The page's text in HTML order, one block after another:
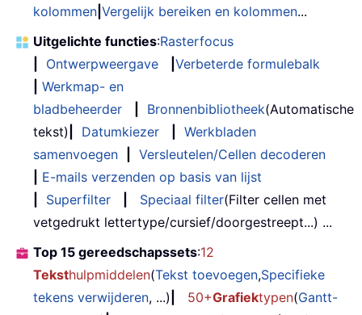
kolommen Vergelijk bereiken en kolommen...
Uitgelichte functies:Rasterfocus
Ontwerpweergave
Verbeterde formulebalk
Werkmap- en
bladbeheerder
Bronnenbibliotheek(Automatische
tekst)
Datumkiezer
Werkbladen
samenvoegen
Versleutelen/Cellen decoderen
E-mails verzenden op basis van lijst
Superfilter Speciaal filter(Filter cellen met
vetgedrukt lettertype/cursief/doorgestreept...) ...
Top 15 gereedschapssets:12
Teksthulpmiddelen(Tekst toevoegen,Specifieke
tekens verwijderen, ...) 50+Grafiektypen(Gantt-